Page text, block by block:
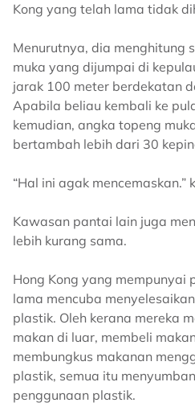
Kong yang telah lama tidak
Menurutnya, dia menghitung
muka yang dijumpai di
jarak 100 meter berdekatan
Apabila beliau kembali ke
kemudian, angka topeng
bertambah lebih dari 30
“Hal ini agak mencemaskan.”
Kawasan pantai lain juga
lebih kurang sama.
Hong Kong yang mempunyai
lama mencuba
plastik. Oleh kerana mereka
makan di luar, membeli
membungkus makanan
plastik, semua itu
penggunaan plastik.